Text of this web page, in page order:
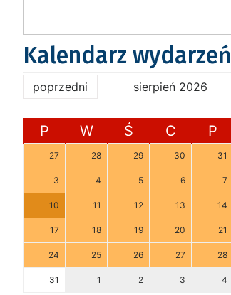
Kalendarz wydarzeń
poprzedni sierpień 2026
P W Ś C P
27 28 29 30 31
3 4 5 6 7
10 11 12 13 14
17 18 19 20 21
24 25 26 27 28
31 1 2 3 4